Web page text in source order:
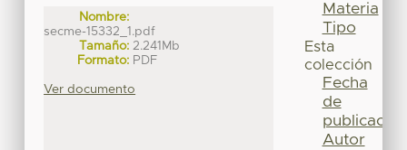
Nombre:
secme-15332_1.pdf
Tamaño: 2.241Mb
Formato: PDF
Ver documento
Materia
Tipo
Esta
colección
Fecha
de
publicación
Autor